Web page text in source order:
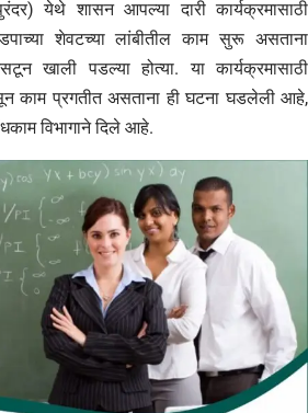
येथे शासन आपल्या दारी कार्यक्रमासाठी
शेवटच्या लांबीतील काम सुरू असताना
खाली पडल्या होत्या. या कार्यक्रमासाठी
काम प्रगतीत असताना ही घटना घडलेली आहे,
विभागाने दिले आहे.